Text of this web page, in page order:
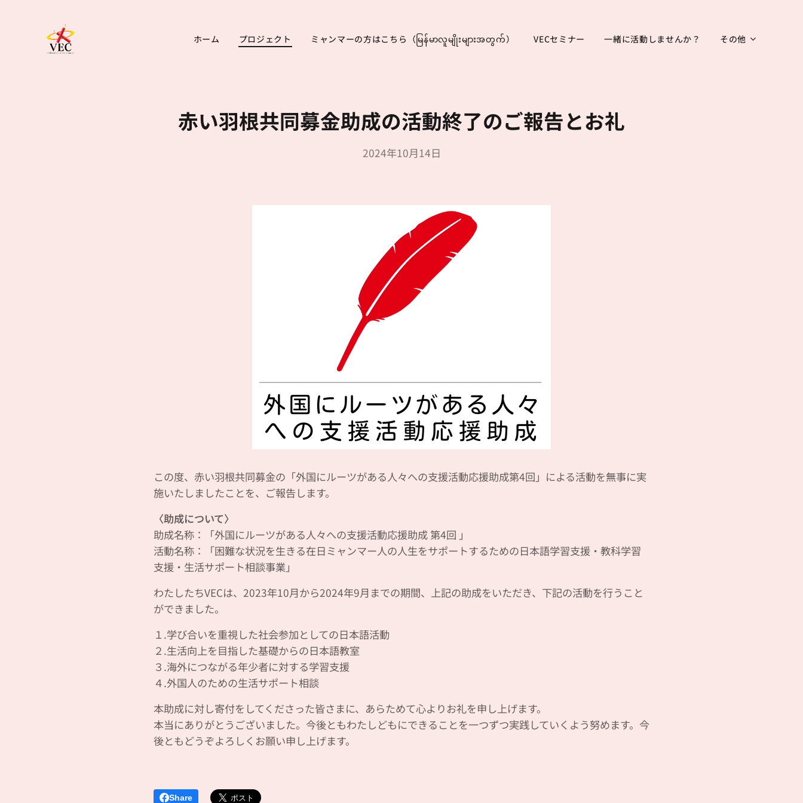
ホーム プロジェクト ミャンマーの方はこちら（မြန်မာလူမျိုးများအတွက်） VECセミナー 一緒に活動しませんか？ その他
赤い羽根共同募金助成の活動終了のご報告とお礼
2024年10月14日
この度、赤い羽根共同募金の「外国にルーツがある人々への支援活動応援助成第4回」による活動を無事に実
施いたしましたことを、ご報告します。
〈助成について〉
助成名称：「外国にルーツがある人々への支援活動応援助成 第4回 」
活動名称：「困難な状況を生きる在日ミャンマー人の人生をサポートするための日本語学習支援・教科学習
支援・生活サポート相談事業」
わたしたちVECは、2023年10月から2024年9月までの期間、上記の助成をいただき、下記の活動を行うこと
ができました。
１.学び合いを重視した社会参加としての日本語活動
２.生活向上を目指した基礎からの日本語教室
３.海外につながる年少者に対する学習支援
４.外国人のための生活サポート相談
本助成に対し寄付をしてくださった皆さまに、あらためて心よりお礼を申し上げます。
本当にありがとうございました。今後ともわたしどもにできることを一つずつ実践していくよう努めます。今
後ともどうぞよろしくお願い申し上げます。
Share